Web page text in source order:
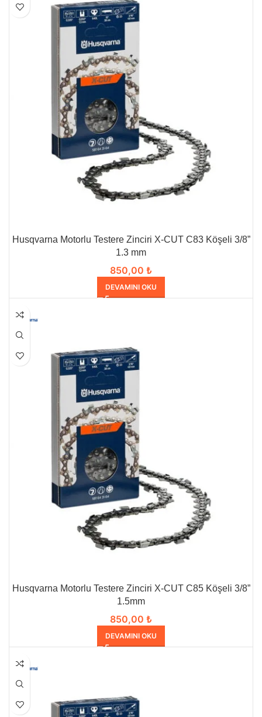
Husqvarna Motorlu Testere Zinciri X-CUT C83 Köşeli 3/8”
1.3 mm
850,00 ₺
DEVAMINI OKU
Husqvarna Motorlu Testere Zinciri X-CUT C85 Köşeli 3/8”
1.5mm
850,00 ₺
DEVAMINI OKU